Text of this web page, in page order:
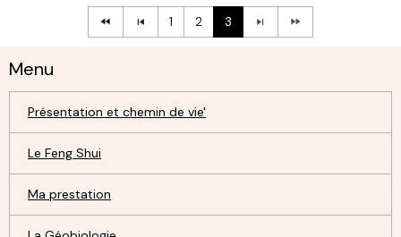
1 2 3
Menu
Présentation et chemin de vie'
Le Feng Shui
Ma prestation